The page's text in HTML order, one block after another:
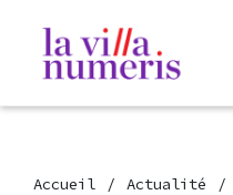
Accueil Actualité